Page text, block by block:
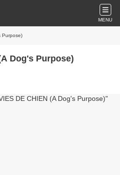
MENU
Purpose)
Dog's Purpose)